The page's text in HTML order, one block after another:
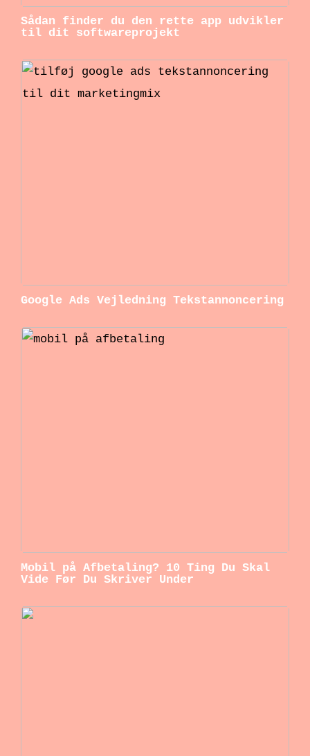
Sådan finder du den rette app udvikler
til dit softwareprojekt
Google Ads Vejledning Tekstannoncering
Mobil på Afbetaling? 10 Ting Du Skal
Vide Før Du Skriver Under